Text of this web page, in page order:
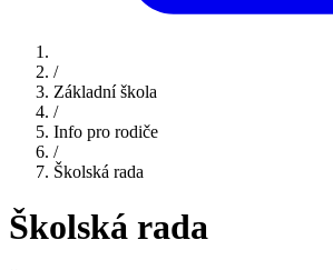
/
Základní škola
/
Info pro rodiče
/
Školská rada
Školská rada